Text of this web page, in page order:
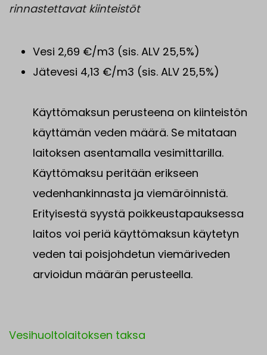
rinnastettavat kiinteistöt
Vesi 2,69 €/m3 (sis. ALV 25,5%)
Jätevesi 4,13 €/m3 (sis. ALV 25,5%)
Käyttömaksun perusteena on kiinteistön
käyttämän veden määrä. Se mitataan
laitoksen asentamalla vesimittarilla.
Käyttömaksu peritään erikseen
vedenhankinnasta ja viemäröinnistä.
Erityisestä syystä poikkeustapauksessa
laitos voi periä käyttömaksun käytetyn
veden tai poisjohdetun viemäriveden
arvioidun määrän perusteella.
Vesihuoltolaitoksen taksa